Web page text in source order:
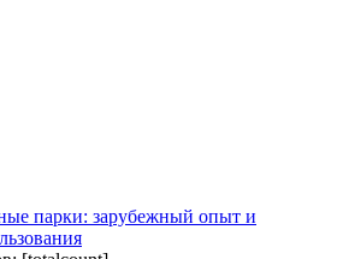
парки: зарубежный опыт и